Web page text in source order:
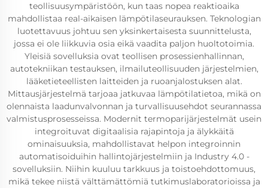
teollisuusympäristöön, kun taas nopea reaktioaika
mahdollistaa real-aikaisen lämpötilaseurauksen. Teknologian
luotettavuus johtuu sen yksinkertaisesta suunnittelusta,
jossa ei ole liikkuvia osia eikä vaadita paljon huoltotoimia.
Yleisiä sovelluksia ovat teollisen prosessienhallinnan,
autotekniikan testauksen, ilmailuteollisuuden järjestelmien,
lääketieteellisten laitteiden ja ruoanjalostuksen alat.
Mittausjärjestelmä tarjoaa jatkuvaa lämpötilatietoa, mikä on
olennaista laadunvalvonnan ja turvallisuusehdot seurannassa
valmistusprosesseissa. Modernit termoparijärjestelmät usein
integroituvat digitaalisia rajapintoja ja älykkäitä
ominaisuuksia, mahdollistavat helpon integroinnin
automatisoiduihin hallintojärjestelmiin ja Industry 4.0 -
sovelluksiin. Niihin kuuluu tarkkuus ja toistoehdottomuus,
mikä tekee niistä välttämättömiä tutkimuslaboratorioissa ja